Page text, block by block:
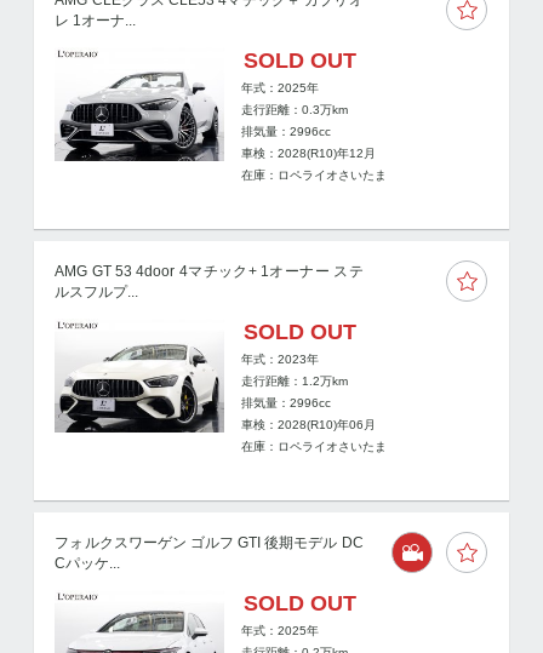
レ 1オーナ...
SOLD OUT
年式：2025年
走行距離：0.3万km
排気量：2996cc
車検：2028(R10)年12月
在庫：ロペライオさいたま
AMG GT 53 4door 4マチック+ 1オーナー ステ
ルスフルプ...
SOLD OUT
年式：2023年
走行距離： 1.2万km
排気量：2996cc
車検：2028(R10)年06月
在庫：ロペライオさいたま
フォルクスワーゲン ゴルフ GTI 後期モデル DC
Cパッケ...
SOLD OUT
年式：2025年